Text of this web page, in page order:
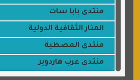
منتدى بابا سات
المنار الثقافية الدولية
منتدى المصطبة
منتدى عرب هاردوير